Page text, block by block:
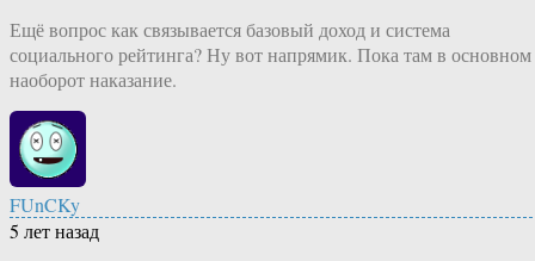
Ещё вопрос как связывается базовый доход и система
социального рейтинга? Ну вот напрямик. Пока там в основном
наоборот наказание.
FUnCKy
5 лет назад